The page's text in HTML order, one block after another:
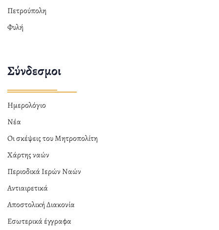
Πετρούπολη
Φυλή
Σύνδεσμοι
Ημερολόγιο
Νέα
Οι σκέψεις του Μητροπολίτη
Χάρτης ναών
Περιοδικά Ιερών Ναών
Αντιαιρετικά
Αποστολική Διακονία
Εσωτερικά έγγραφα